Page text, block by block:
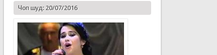
Чоп шуд: 20/07/2016